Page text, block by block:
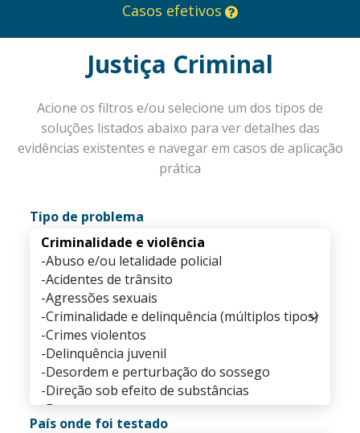
Casos efetivos
Justiça Criminal
Acione os filtros e/ou selecione um dos tipos de
soluções listados abaixo para ver detalhes das
evidências existentes e navegar em casos de aplicação
prática
Tipo de problema
País onde foi testado